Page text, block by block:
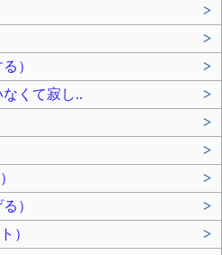
>
>
）
>
くて寂し..
>
>
>
>
）
>
）
>